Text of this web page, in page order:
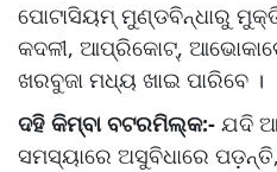
ପୋଟାସିୟମ୍ ମୁଣ୍ଡବିନ୍ଧାରୁ
କଦଳୀ, ଆପ୍ରିକୋଟ୍,
ଖରବୁଜା ମଧ୍ୟ ଖାଇ ପାରିବେ ।
ଦହି କିମ୍ବା ବଟରମିଲ୍କ:- ଯଦି
ସମସ୍ୟାରେ ଅସୁବିଧାରେ